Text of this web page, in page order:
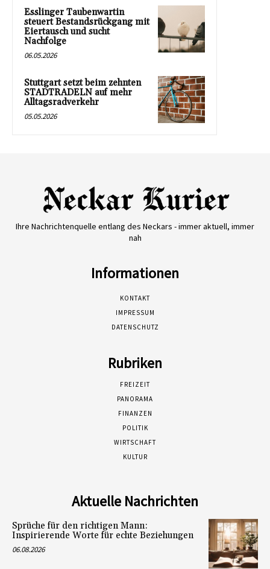
Esslinger Taubenwartin
steuert Bestandsrückgang mit
Eiertausch und sucht
Nachfolge
06.05.2026
Stuttgart setzt beim zehnten
STADTRADELN auf mehr
Alltagsradverkehr
05.05.2026
Ihre Nachrichtenquelle entlang des Neckars - immer aktuell, immer
nah
Informationen
KONTAKT
IMPRESSUM
DATENSCHUTZ
Rubriken
FREIZEIT
PANORAMA
FINANZEN
POLITIK
WIRTSCHAFT
KULTUR
Aktuelle Nachrichten
Sprüche für den richtigen Mann:
Inspirierende Worte für echte Beziehungen
06.08.2026